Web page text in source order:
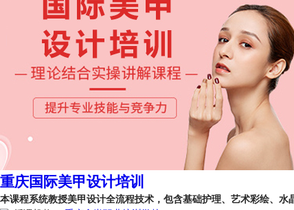
重庆国际美甲设计培训
本课程系统教授美甲设计全流程技术，包含基础护理、艺术彩绘、